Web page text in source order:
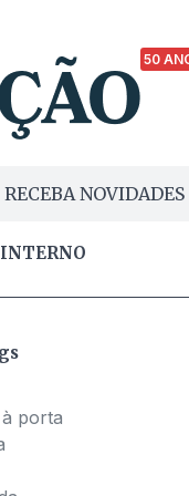
50
RECEBA
porta